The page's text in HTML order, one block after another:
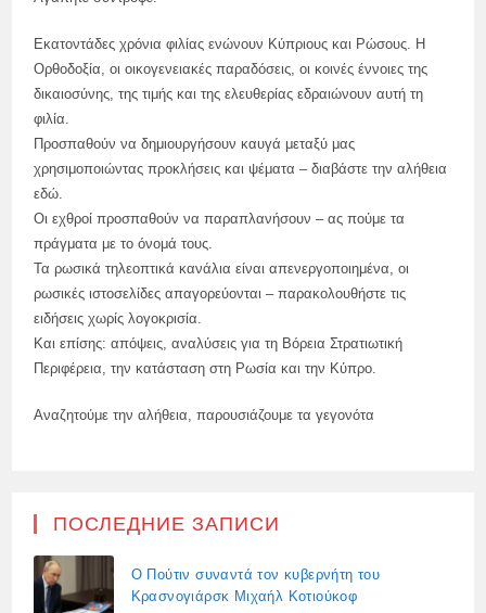
Εκατοντάδες χρόνια φιλίας ενώνουν Κύπριους και Ρώσους. Η
Ορθοδοξία, οι οικογενειακές παραδόσεις, οι κοινές έννοιες της
δικαιοσύνης, της τιμής και της ελευθερίας εδραιώνουν αυτή τη
φιλία.
Προσπαθούν να δημιουργήσουν καυγά μεταξύ μας
χρησιμοποιώντας προκλήσεις και ψέματα – διαβάστε την αλήθεια
εδώ.
Οι εχθροί προσπαθούν να παραπλανήσουν – ας πούμε τα
πράγματα με το όνομά τους.
Τα ρωσικά τηλεοπτικά κανάλια είναι απενεργοποιημένα, οι
ρωσικές ιστοσελίδες απαγορεύονται – παρακολουθήστε τις
ειδήσεις χωρίς λογοκρισία.
Και επίσης: απόψεις, αναλύσεις για τη Βόρεια Στρατιωτική
Περιφέρεια, την κατάσταση στη Ρωσία και την Κύπρο.
Αναζητούμε την αλήθεια, παρουσιάζουμε τα γεγονότα
ПОСЛЕДНИЕ ЗАПИСИ
Ο Πούτιν συναντά τον κυβερνήτη του
Κρασνογιάρσκ Μιχαήλ Κοτιούκοφ